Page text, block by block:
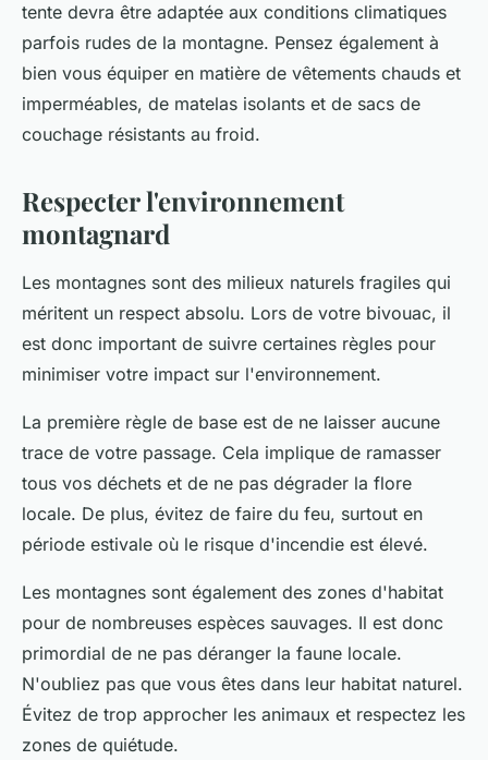
tente devra être adaptée aux conditions climatiques
parfois rudes de la montagne. Pensez également à
bien vous équiper en matière de vêtements chauds et
imperméables, de matelas isolants et de sacs de
couchage résistants au froid.
Respecter l'environnement
montagnard
Les montagnes sont des milieux naturels fragiles qui
méritent un respect absolu. Lors de votre bivouac, il
est donc important de suivre certaines règles pour
minimiser votre impact sur l'environnement.
La première règle de base est de ne laisser aucune
trace de votre passage. Cela implique de ramasser
tous vos déchets et de ne pas dégrader la flore
locale. De plus, évitez de faire du feu, surtout en
période estivale où le risque d'incendie est élevé.
Les montagnes sont également des zones d'habitat
pour de nombreuses espèces sauvages. Il est donc
primordial de ne pas déranger la faune locale.
N'oubliez pas que vous êtes dans leur habitat naturel.
Évitez de trop approcher les animaux et respectez les
zones de quiétude.